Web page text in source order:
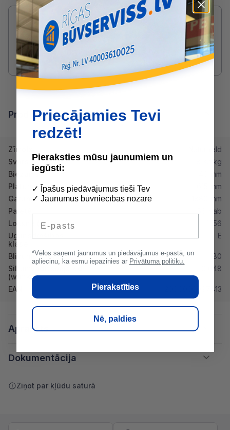
Radušies jautājumi par produktu?
SAZINIES AR DRUVIS:
2233 5731
druvis@buvserviss.lv
Produkta īpašības
Zīmols
Naturheld
Svars
8.32 kg
Biezums
40 mm
Platums
615 mm
Garums
1880 mm
Paletē
56 gab
Loksne (m2)
1.156
Ugunsdrošibas
klase
E
Blivums (kg/m3)
180
Siltumvadītspēja λd
(w/mk)
0.048
EAN 2000000097413
Apraksts
Dokumentācija
Ziņot par kļūdu saturā
Priecājamies Tevi
redzēt!
Pieraksties mūsu jaunumiem un
iegūsti:
✓ Īpašus piedāvājumus tieši Tev
✓ Jaunumus būvniecības nozarē
*Vēlos saņemt jaunumus un piedāvājumus e-pastā, un
apliecinu, ka esmu iepazinies ar Privātuma politiku.
Pierakstīties
Nē, paldies